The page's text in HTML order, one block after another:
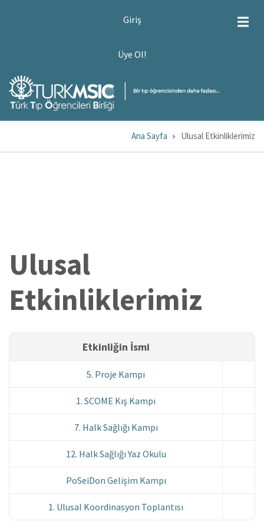
Giriş
Üye Ol!
Ana Sayfa Ulusal Etkinliklerimiz
Ulusal
Etkinliklerimiz
Etkinliğin İsmi
5. Proje Kampı
1. SCOME Kış Kampı
7. Halk Sağlığı Kampı
12. Halk Sağlığı Yaz Okulu
PoSeiDon Gelişim Kampı
1. Ulusal Koordinasyon Toplantısı